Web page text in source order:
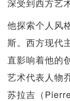
他探索个人风
斯。西方现代
直影响着他的
艺术代表人物
苏拉吉（